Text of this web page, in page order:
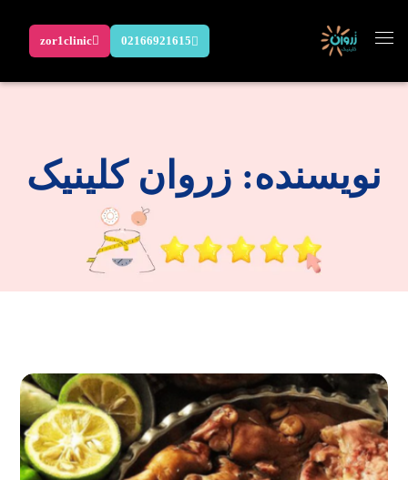
02166921615
zor1clinic
نویسنده: زروان کلینیک